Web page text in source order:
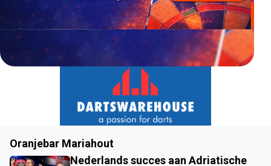
Oranjebar Mariahout
Nederlands succes aan Adriatische